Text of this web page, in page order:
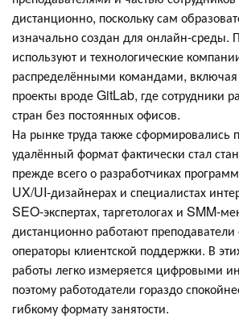
дистанционно, поскольку сам
изначально создан для онлайн-среды.
используют и технологические
распределёнными командами,
проекты вроде GitLab, где сотрудники
стран без постоянных офисов.
На рынке труда также сформировались
удалённый формат фактически стал
прежде всего о разработчиках
UX/UI-дизайнерах и специалистах
SEO-экспертах, таргетологах и SMM-
дистанционно работают
операторы клиентской поддержки. В
работы легко измеряется цифровыми
поэтому работодатели гораздо
гибкому формату занятости.